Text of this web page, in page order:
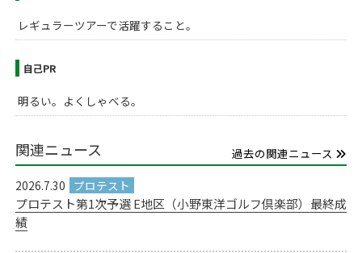
レギュラーツアーで活躍すること。
自己PR
明るい。よくしゃべる。
関連ニュース
過去の関連ニュース
2026.7.30
プロテスト第1次予選 E地区（小野東洋ゴルフ倶楽部）最終成
績